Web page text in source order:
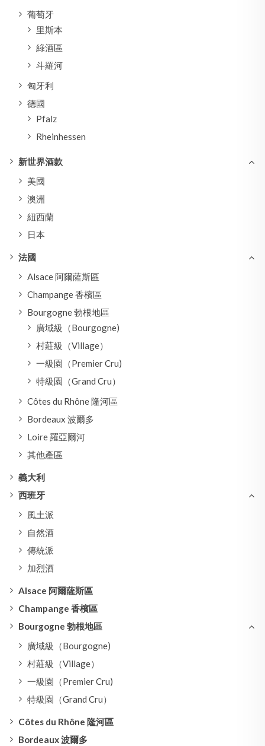
葡萄牙
里斯本
綠酒區
斗羅河
匈牙利
德國
Pfalz
Rheinhessen
新世界酒款
美國
澳洲
紐西蘭
日本
法國
Alsace 阿爾薩斯區
Champange 香檳區
Bourgogne 勃根地區
廣域級（Bourgogne)
村莊級（Village）
一級園（Premier Cru)
特級園（Grand Cru）
Côtes du Rhône 隆河區
Bordeaux 波爾多
Loire 羅亞爾河
其他產區
義大利
西班牙
風土派
自然酒
傳統派
加烈酒
Alsace 阿爾薩斯區
Champange 香檳區
Bourgogne 勃根地區
廣域級（Bourgogne)
村莊級（Village）
一級園（Premier Cru)
特級園（Grand Cru）
Côtes du Rhône 隆河區
Bordeaux 波爾多